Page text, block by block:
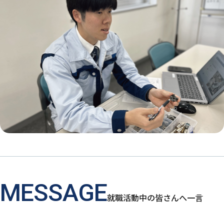
MESSAGE就職活動中の皆さんへ一言